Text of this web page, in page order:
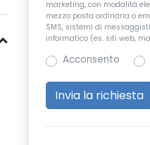
marketing, con modalità
mezzo posta ordinaria o
SMS, sistemi di
informatico (es. siti web,
Acconsento